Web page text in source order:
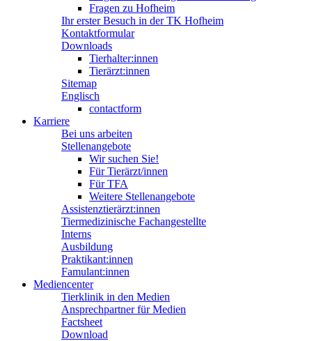
Fragen zu Hofheim
Ihr erster Besuch in der TK Hofheim
Kontaktformular
Downloads
Tierhalter:innen
Tierärzt:innen
Sitemap
Englisch
contactform
Karriere
Bei uns arbeiten
Stellenangebote
Wir suchen Sie!
Für Tierärzt/innen
Für TFA
Weitere Stellenangebote
Assistenztierärzt:innen
Tiermedizinische Fachangestellte
Interns
Ausbildung
Praktikant:innen
Famulant:innen
Mediencenter
Tierklinik in den Medien
Ansprechpartner für Medien
Factsheet
Download